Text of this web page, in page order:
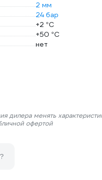
2 мм
24 бар
+2 °С
+50 °С
нет
дилера менять
офертой